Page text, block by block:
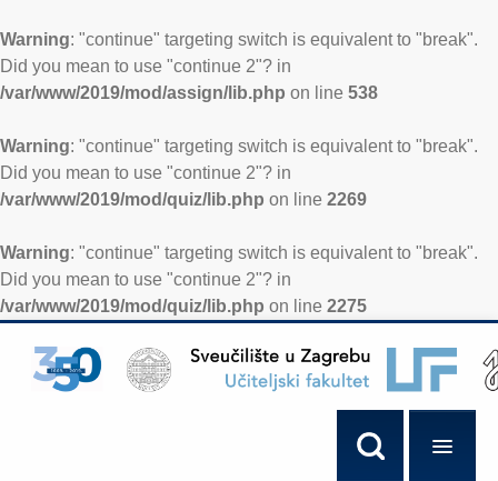
Warning: "continue" targeting switch is equivalent to "break".
Did you mean to use "continue 2"? in
/var/www/2019/mod/assign/lib.php on line 538
Warning: "continue" targeting switch is equivalent to "break".
Did you mean to use "continue 2"? in
/var/www/2019/mod/quiz/lib.php on line 2269
Warning: "continue" targeting switch is equivalent to "break".
Did you mean to use "continue 2"? in
/var/www/2019/mod/quiz/lib.php on line 2275